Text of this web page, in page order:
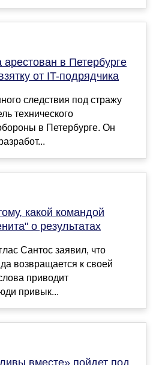
арестован в Петербурге
от IT-подрядчика
следствия под стражу
технического
в Петербурге. Он
какой командой
о результатах
Сантос заявил, что
возвращается к своей
приводит
привык...
вместе» пойдет под